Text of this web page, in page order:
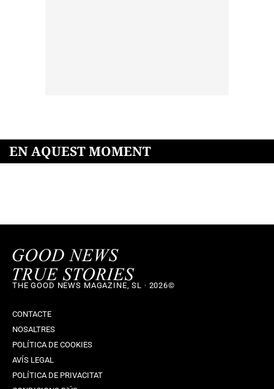
EN AQUEST MOMENT
THE GOOD NEWS MAGAZINE, SL · 2026©
CONTACTE
NOSALTRES
POLÍTICA DE COOKIES
AVÍS LEGAL
POLÍTICA DE PRIVACITAT